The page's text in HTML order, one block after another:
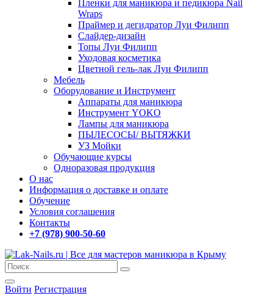
Пленки для маникюра и педикюра Nail
Wraps
Праймер и дегидратор Луи Филипп
Слайдер-дизайн
Топы Луи Филипп
Уходовая косметика
Цветной гель-лак Луи Филипп
Мебель
Оборудование и Инструмент
Аппараты для маникюра
Инструмент YOKO
Лампы для маникюра
ПЫЛЕСОСЫ/ ВЫТЯЖКИ
УЗ Мойки
Обучающие курсы
Одноразовая продукция
О нас
Информация о доставке и оплате
Обучение
Условия соглашения
Контакты
+7 (978) 900-50-60
Войти Регистрация